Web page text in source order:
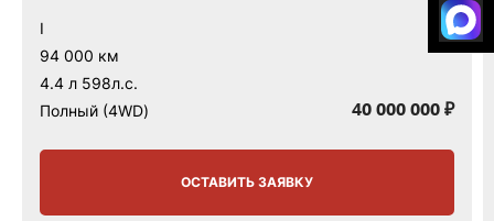
I
94 000 км
4.4 л 598л.с.
Полный (4WD)
40 000 000 ₽
ОСТАВИТЬ ЗАЯВКУ